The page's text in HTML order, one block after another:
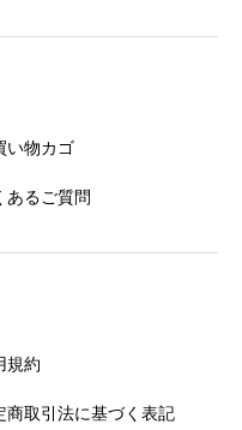
い物カゴ
あるご質問
規約
商取引法に基づく表記